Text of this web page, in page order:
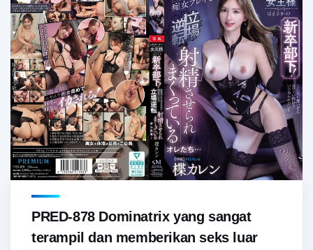
PRED-878 Dominatrix yang sangat
terampil dan memberikan seks luar